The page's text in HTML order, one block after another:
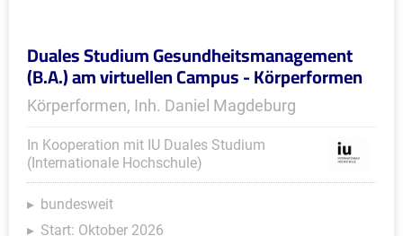
Duales Studium Gesundheitsmanagement
(B.A.) am virtuellen Campus - Körperformen
Körperformen, Inh. Daniel Magdeburg
In Kooperation mit IU Duales Studium
(Internationale Hochschule)
bundesweit
Start: Oktober 2026